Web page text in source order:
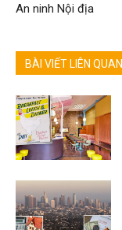
An ninh Nội địa
BÀI VIẾT LIÊN QUAN